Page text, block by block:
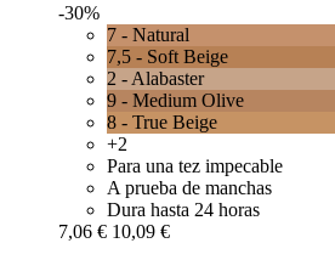
-30%
7 - Natural
7,5 - Soft Beige
2 - Alabaster
9 - Medium Olive
8 - True Beige
+2
Para una tez impecable
A prueba de manchas
Dura hasta 24 horas
7,06 € 10,09 €